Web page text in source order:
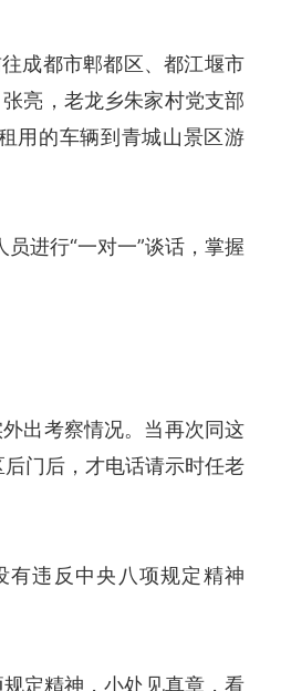
成都市郫都区、都江堰市
亮，老龙乡朱家村党支部
用的车辆到青城山景区游
进行“一对一”谈话，掌握
出考察情况。当再次同这
门后，才电话请示时任老
违反中央八项规定精神
定精神，小处见真章，看